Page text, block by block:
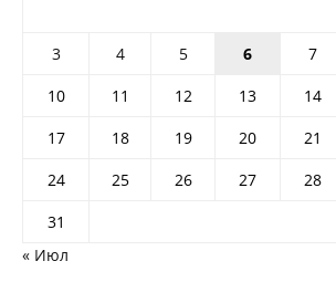
3
4 5 6 7
10
11 12 13 14
17
18 19 20 21
24
25 26 27 28
31
« Июл